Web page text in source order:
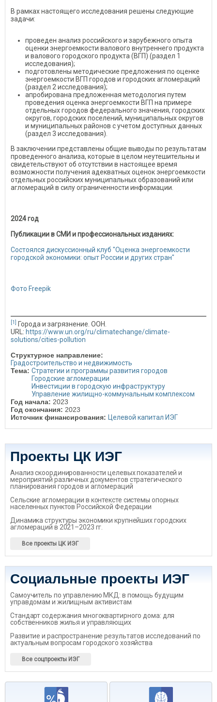
В рамках настоящего исследования решены следующие
задачи:
проведен анализ российского и зарубежного опыта
оценки энергоемкости валового внутреннего продукта
и валового городского продукта (ВГП) (раздел 1
исследования);
подготовлены методические предложения по оценке
энергоемкости ВГП городов и городских агломераций
(раздел 2 исследования);
апробирована предложенная методология путем
проведения оценка энергоемкости ВГП на примере
отдельных городов федерального значения, городских
округов, городских поселений, муниципальных округов
и муниципальных районов с учетом доступных данных
(раздел 3 исследования).
В заключении представлены общие выводы по результатам
проведенного анализа, которые в целом неутешительны и
свидетельствуют об отсутствии в настоящее время
возможности получения адекватных оценок энергоемкости
отдельных российских муниципальных образований или
агломераций в силу ограниченности информации.
2024 год
Публикации в СМИ и профессиональных изданиях:
Состоялся дискуссионный клуб "Оценка энергоемкости
городской экономики: опыт России и других стран"
Фото Freepik
[1] Города и загрязнение. ООН.
URL: https://www.un.org/ru/climatechange/climate-
solutions/cities-pollution
Структурное направление:
Градостроительство и недвижимость
Тема: Стратегии и программы развития городов
Городские агломерации
Инвестиции в городскую инфраструктуру
Управление жилищно-коммунальным комплексом
Год начала: 2023
Год окончания: 2023
Источник финансирования: Целевой капитал ИЭГ
Проекты ЦК ИЭГ
Анализ скоординированности целевых показателей и
мероприятий различных документов стратегического
планирования городов и агломераций
Сельские агломерации в контексте системы опорных
населенных пунктов Российской Федерации
Динамика структуры экономики крупнейших городских
агломераций в 2021–2023 гг.
Все проекты ЦК ИЭГ
Социальные проекты ИЭГ
Самоучитель по управлению МКД: в помощь будущим
управдомам и жилищным активистам
Стандарт содержания многоквартирного дома: для
собственников жилья и управляющих
Развитие и распространение результатов исследований по
актуальным вопросам городского хозяйства
Все соцпроекты ИЭГ